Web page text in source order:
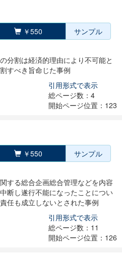
￥550 サンプル
分割は経済的理由により不可能と
すべき旨命じた事例
引用形式で表示
総ページ数：4
開始ページ位置：123
￥550 サンプル
する総合企画総合管理などを内容
断し遂行不能になったことについ
任も成立しないとされた事例
引用形式で表示
総ページ数：11
開始ページ位置：126